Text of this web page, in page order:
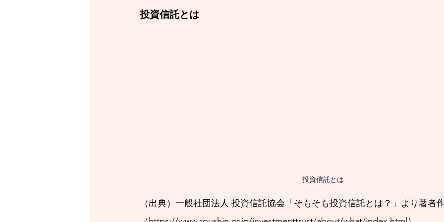
投資信託とは
投資信託とは
（出典）一般社団法人 投資信託協会「そもそも投資信託とは？」より著者